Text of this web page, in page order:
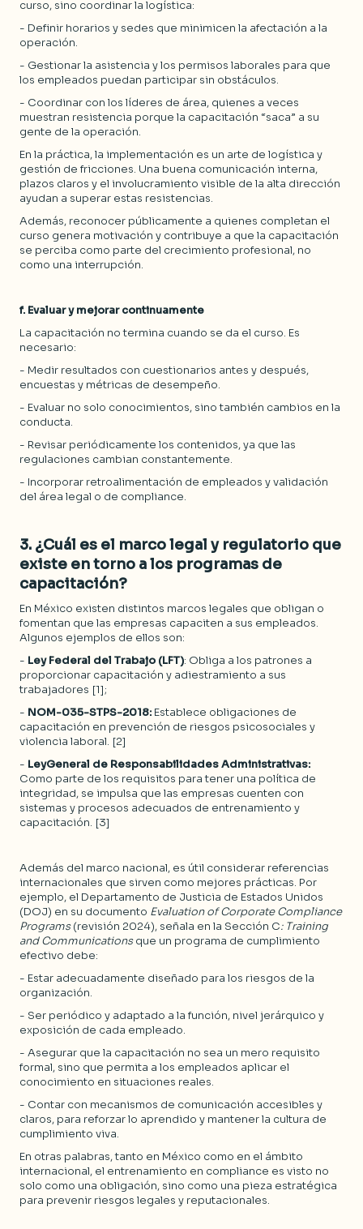
curso, sino coordinar la logística:
- Definir horarios y sedes que minimicen la afectación a la
operación.
- Gestionar la asistencia y los permisos laborales para que
los empleados puedan participar sin obstáculos.
- Coordinar con los líderes de área, quienes a veces
muestran resistencia porque la capacitación “saca” a su
gente de la operación.
En la práctica, la implementación es un arte de logística y
gestión de fricciones. Una buena comunicación interna,
plazos claros y el involucramiento visible de la alta dirección
ayudan a superar estas resistencias.
Además, reconocer públicamente a quienes completan el
curso genera motivación y contribuye a que la capacitación
se perciba como parte del crecimiento profesional, no
como una interrupción.
f. Evaluar y mejorar continuamente
La capacitación no termina cuando se da el curso. Es
necesario:
- Medir resultados con cuestionarios antes y después,
encuestas y métricas de desempeño.
- Evaluar no solo conocimientos, sino también cambios en la
conducta.
- Revisar periódicamente los contenidos, ya que las
regulaciones cambian constantemente.
- Incorporar retroalimentación de empleados y validación
del área legal o de compliance.
3. ¿Cuál es el marco legal y regulatorio que
existe en torno a los programas de
capacitación?
En México existen distintos marcos legales que obligan o
fomentan que las empresas capaciten a sus empleados.
Algunos ejemplos de ellos son:
- Ley Federal del Trabajo (LFT): Obliga a los patrones a
proporcionar capacitación y adiestramiento a sus
trabajadores [1];
- NOM-035-STPS-2018: Establece obligaciones de
capacitación en prevención de riesgos psicosociales y
violencia laboral. [2]
- LeyGeneral de Responsabilidades Administrativas:
Como parte de los requisitos para tener una política de
integridad, se impulsa que las empresas cuenten con
sistemas y procesos adecuados de entrenamiento y
capacitación. [3]
Además del marco nacional, es útil considerar referencias
internacionales que sirven como mejores prácticas. Por
ejemplo, el Departamento de Justicia de Estados Unidos
(DOJ) en su documento Evaluation of Corporate Compliance
Programs(revisión 2024), señala en la Sección C: Training
and Communicationsque un programa de cumplimiento
efectivo debe:
- Estar adecuadamente diseñado para los riesgos de la
organización.
- Ser periódico y adaptado a la función, nivel jerárquico y
exposición de cada empleado.
- Asegurar que la capacitación no sea un mero requisito
formal, sino que permita a los empleados aplicar el
conocimiento en situaciones reales.
- Contar con mecanismos de comunicación accesibles y
claros, para reforzar lo aprendido y mantener la cultura de
cumplimiento viva.
En otras palabras, tanto en México como en el ámbito
internacional, el entrenamiento en compliance es visto no
solo como una obligación, sino como una pieza estratégica
para prevenir riesgos legales y reputacionales.